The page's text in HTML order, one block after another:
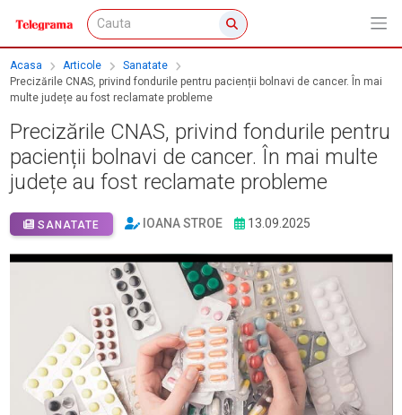
Acasa Articole
Sanatate
Precizările CNAS, privind fondurile pentru pacienții bolnavi de cancer. În mai
multe județe au fost reclamate probleme
Precizările CNAS, privind fondurile pentru
pacienții bolnavi de cancer. În mai multe
județe au fost reclamate probleme
SANATATE IOANA STROE 13.09.2025